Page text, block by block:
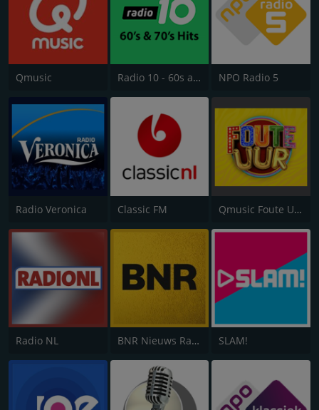
Qmusic Radio 10 - 60s and 70s Hits NPO Radio 5
Radio Veronica Classic FM Qmusic Foute Uur
Radio NL BNR Nieuws Radio SLAM!